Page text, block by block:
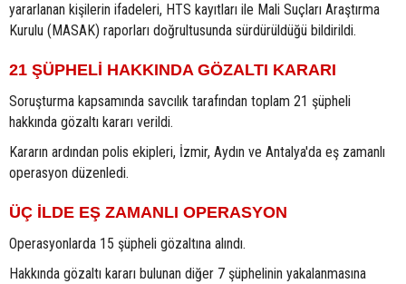
yararlanan kişilerin ifadeleri, HTS kayıtları ile Mali Suçları Araştırma
Kurulu (MASAK) raporları doğrultusunda sürdürüldüğü bildirildi.
21 ŞÜPHELİ HAKKINDA GÖZALTI KARARI
Soruşturma kapsamında savcılık tarafından toplam 21 şüpheli
hakkında gözaltı kararı verildi.
Kararın ardından polis ekipleri, İzmir, Aydın ve Antalya'da eş zamanlı
operasyon düzenledi.
ÜÇ İLDE EŞ ZAMANLI OPERASYON
Operasyonlarda 15 şüpheli gözaltına alındı.
Hakkında gözaltı kararı bulunan diğer 7 şüphelinin yakalanmasına